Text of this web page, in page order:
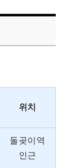
위치
돌곶이역
인근